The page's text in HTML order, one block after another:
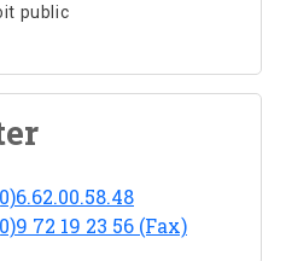
public
72 19 23 56 (Fax)